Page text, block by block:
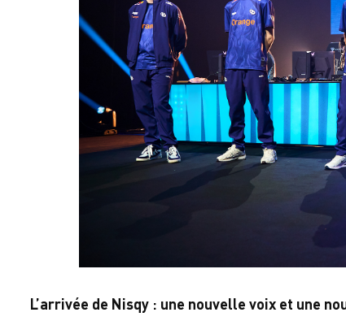
L’arrivée de Nisqy : une nouvelle voix et une